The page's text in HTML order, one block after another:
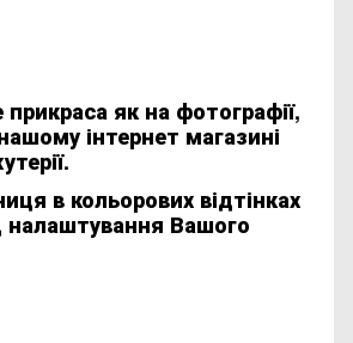
як на фотографії,
інтернет магазині
в кольорових відтінках
налаштування Вашого